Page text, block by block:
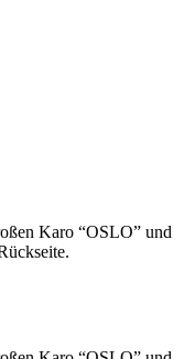
Karo “OSLO” und